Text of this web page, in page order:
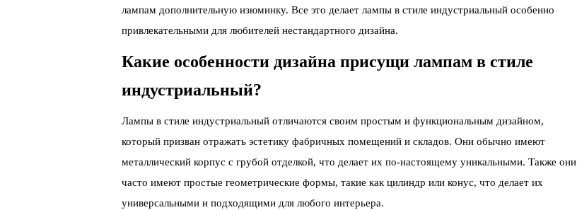
лампам дополнительную изюминку. Все это делает лампы в стиле индустриальный особенно
привлекательными для любителей нестандартного дизайна.
Какие особенности дизайна присущи лампам в стиле
индустриальный?
Лампы в стиле индустриальный отличаются своим простым и функциональным дизайном,
который призван отражать эстетику фабричных помещений и складов. Они обычно имеют
металлический корпус с грубой отделкой, что делает их по-настоящему уникальными. Также они
часто имеют простые геометрические формы, такие как цилиндр или конус, что делает их
универсальными и подходящими для любого интерьера.